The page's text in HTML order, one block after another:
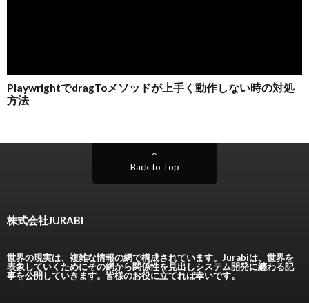
Back to Top
株式会社JURABI
世界の現実は、複雑な情報の網で構成されています。Jurabiは、世界を
表象していくためにその網から関係性を見出しシステム開発に纏わる記
事を公開していきます。皆様のお役に立てれば幸いです。